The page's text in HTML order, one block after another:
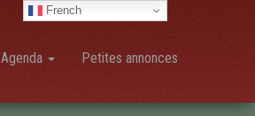
French
Agenda Petites annonces